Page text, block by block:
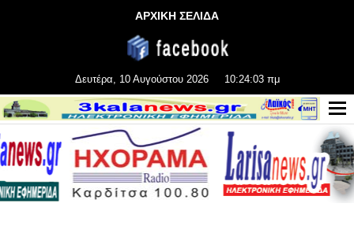
ΑΡΧΙΚΗ ΣΕΛΙΔΑ
Δευτέρα, 10 Αυγούστου 2026 10:24:04 πμ